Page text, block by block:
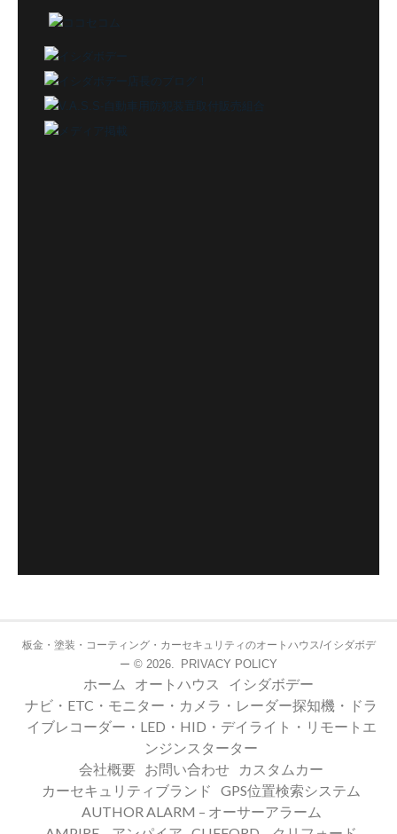
板金・塗装・コーティング・カーセキュリティのオートハウス/イシダボデ
ー © 2026. PRIVACY POLICY
ホーム オートハウス
イシダボデー
ナビ・ETC・モニター・カメラ・レーダー探知機・ドラ
イブレコーダー・LED・HID・デイライト・リモートエ
ンジンスターター
会社概要 お問い合わせ
カスタムカー
カーセキュリティブランド
GPS位置検索システム
AUTHOR ALARM – オーサーアラーム